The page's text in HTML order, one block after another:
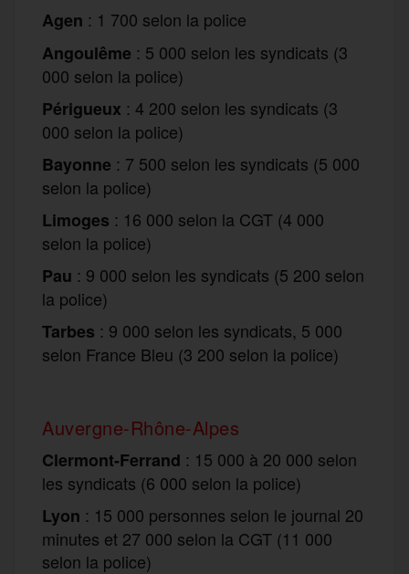
Agen : 1 700 selon la police
Angoulême : 5 000 selon les syndicats (3
000 selon la police)
Périgueux : 4 200 selon les syndicats (3
000 selon la police)
Bayonne : 7 500 selon les syndicats (5 000
selon la police)
Limoges : 16 000 selon la CGT (4 000
selon la police)
Pau : 9 000 selon les syndicats (5 200 selon
la police)
Tarbes : 9 000 selon les syndicats, 5 000
selon France Bleu (3 200 selon la police)
Auvergne-Rhône-Alpes
Clermont-Ferrand : 15 000 à 20 000 selon
les syndicats (6 000 selon la police)
Lyon : 15 000 personnes selon le journal 20
minutes et 27 000 selon la CGT (11 000
selon la police)